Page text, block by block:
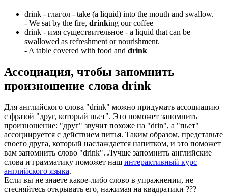
drink - глагол - take (a liquid) into the mouth and swallow.
- We sat by the fire, drinking our coffee
drink - имя существительное - a liquid that can be
swallowed as refreshment or nourishment.
- A table covered with food and drink
Ассоциация, чтобы запомнить
произношение слова drink
Для английского слова "drink" можно придумать ассоциацию
с фразой "друг, который пьет". Это поможет запомнить
произношение: "друг" звучит похоже на "drin", а "пьет"
ассоциируется с действием питья. Таким образом, представьте
своего друга, который наслаждается напитком, и это поможет
вам запомнить слово "drink". Лучше запомнить английские
слова и грамматику поможет наш интерактивный курс
английского языка.
Если вы не знаете какое-либо слово в упражнении, не
стесняйтесь открывать его, нажимая на квадратики ???